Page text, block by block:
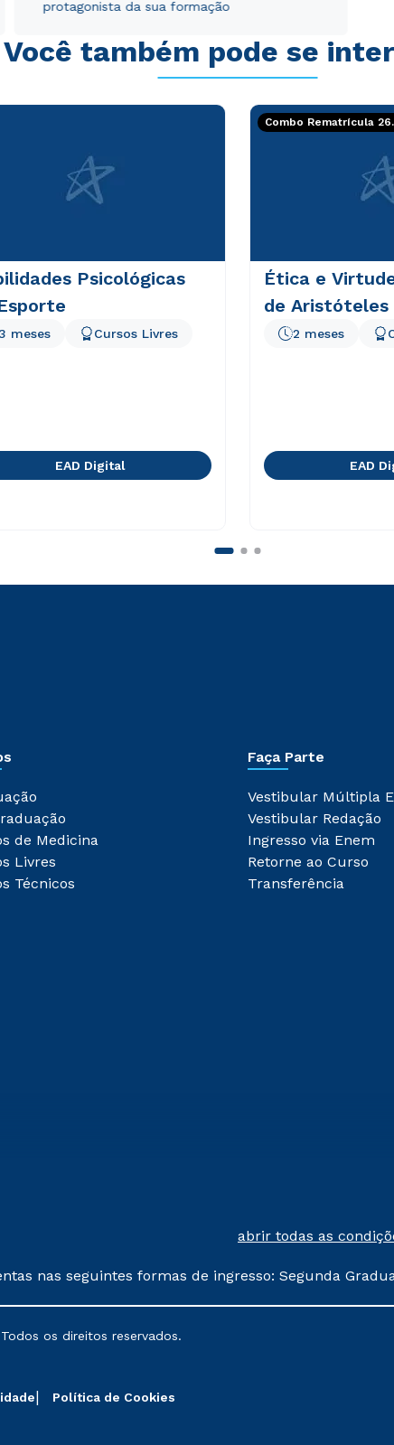
protagonista da sua formação
Você também pode se
Psicológicas
meses Cursos Livres
EAD Digital
Combo Rematrícula
Ética e
de Aristóteles
2 meses
EAD
de Medicina
Livres
Técnicos
Faça Parte
Vestibular Múltipla
Vestibular Redação
Ingresso via Enem
Retorne ao Curso
Transferência
abrir todas as
nas seguintes formas de ingresso: Segunda
poderão sofrer alterações nos períodos de
os direitos reservados.
Política de Cookies
Política de Privacidade.e
autorizo que meus dados sejam utilizados para o
Política de Privacidade.e
autorizo que meus dados sejam utilizados para o